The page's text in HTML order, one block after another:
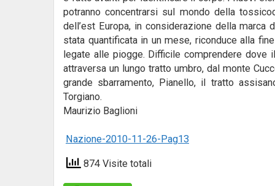
potranno concentrarsi sul mondo della
dell’est Europa, in considerazione della
stata quantificata in un mese, riconduce alla
legate alle piogge. Difficile comprendere
attraversa un lungo tratto umbro, dal monte
grande sbarramento, Pianello, il tratto
Torgiano.
Maurizio Baglioni
Nazione-2010-11-26-Pag13
874 Visite totali